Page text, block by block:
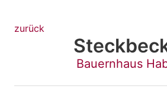
zurück
Bauernhaus